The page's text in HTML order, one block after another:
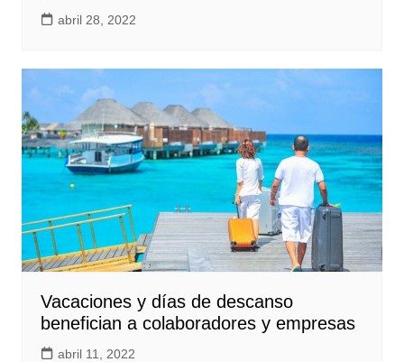
abril 28, 2022
Vacaciones y días de descanso
benefician a colaboradores y empresas
abril 11, 2022